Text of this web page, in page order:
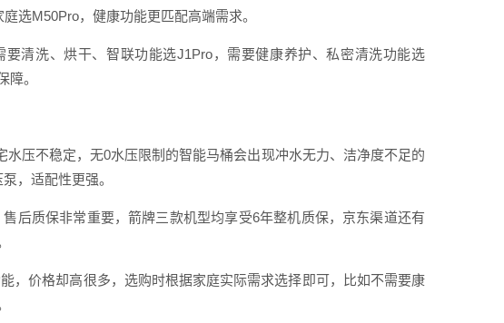
选M50Pro，健康功能更匹配高端需求。
清洗、烘干、智联功能选J1Pro，需要健康养护、私密清洗功能选
。
压不稳定，无0水压限制的智能马桶会出现冲水无力、洁净度不足的
，适配性更强。
后质保非常重要，箭牌三款机型均享受6年整机质保，京东渠道还有
，价格却高很多，选购时根据家庭实际需求选择即可，比如不需要康